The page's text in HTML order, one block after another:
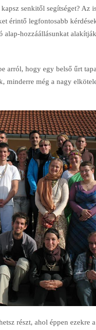
senkitől segítséget? Az
érintő legfontosabb
alap-hozzáállásunkat
arról, hogy egy belső űrt
minderre még a nagy
részt, ahol éppen ezekre